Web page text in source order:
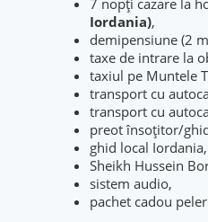
7 nopţi cazare la
Iordania),
demipensiune (2
taxe de intrare la
taxiul pe Muntele
transport cu
transport cu
preot însoţitor/
ghid local Iordania,
Sheikh Hussein
sistem audio,
pachet cadou